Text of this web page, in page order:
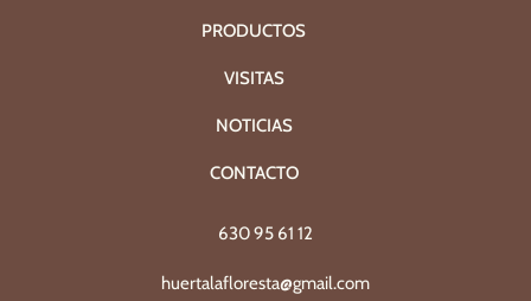
PRODUCTOS
VISITAS
NOTICIAS
CONTACTO
630 95 61 12
huertalafloresta@gmail.com